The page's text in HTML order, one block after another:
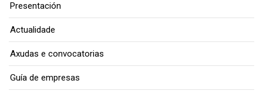
Presentación
Actualidade
Axudas e convocatorias
Guía de empresas